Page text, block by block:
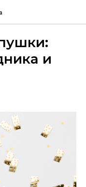
и